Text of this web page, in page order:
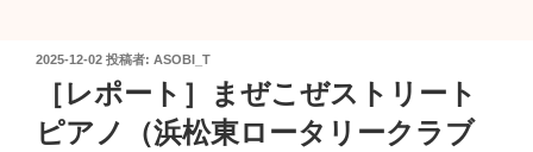
投
2025-12-02 投稿者: ASOBI_T
［レポート］まぜこぜストリート
ピアノ（浜松東ロータリークラブ